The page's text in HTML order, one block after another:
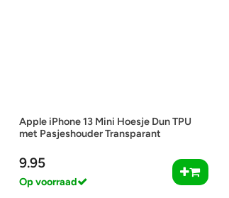
Apple iPhone 13 Mini Hoesje Dun TPU
met Pasjeshouder Transparant
9.95
Op voorraad